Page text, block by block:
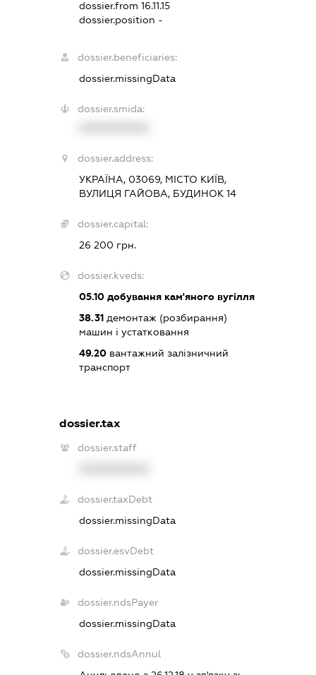
dossier.from 16.11.15
dossier.position -
dossier.beneficiaries:
dossier.missingData
dossier.smida:
dossier.address:
УКРАЇНА, 03069, МІСТО КИЇВ,
ВУЛИЦЯ ГАЙОВА, БУДИНОК 14
dossier.capital:
26 200 грн.
dossier.kveds:
05.10добування кам'яного вугілля
38.31демонтаж (розбирання)
машин і устатковання
49.20вантажний залізничний
транспорт
dossier.tax
dossier.staff
dossier.taxDebt
dossier.missingData
dossier.esvDebt
dossier.missingData
dossier.ndsPayer
dossier.missingData
dossier.ndsAnnul